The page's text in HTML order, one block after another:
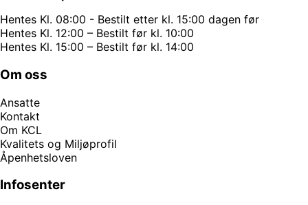
Hentes Kl. 08:00 - Bestilt etter kl. 15:00 dagen før
Hentes Kl. 12:00 – Bestilt før kl. 10:00
Hentes Kl. 15:00 – Bestilt før kl. 14:00
Om oss
Ansatte
Kontakt
Om KCL
Kvalitets og Miljøprofil
Åpenhetsloven
Infosenter